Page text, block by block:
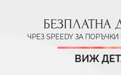
БЕЗПЛАТНА
ЧРЕЗ SPEEDY ЗА
ВИЖ